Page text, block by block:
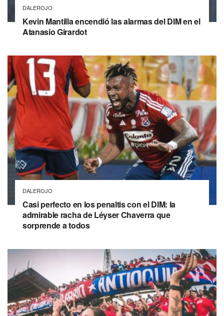
DALEROJO
Kevin Mantilla encendió las alarmas del DIM en el
Atanasio Girardot
DALEROJO
Casi perfecto en los penaltis con el DIM: la
admirable racha de Léyser Chaverra que
sorprende a todos